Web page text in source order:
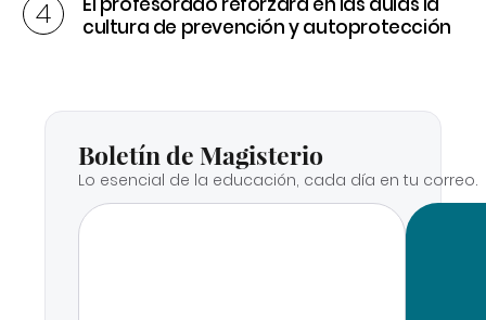
cultura de prevención y autoprotección
Boletín de Magisterio
Lo esencial de la educación, cada día en tu correo.